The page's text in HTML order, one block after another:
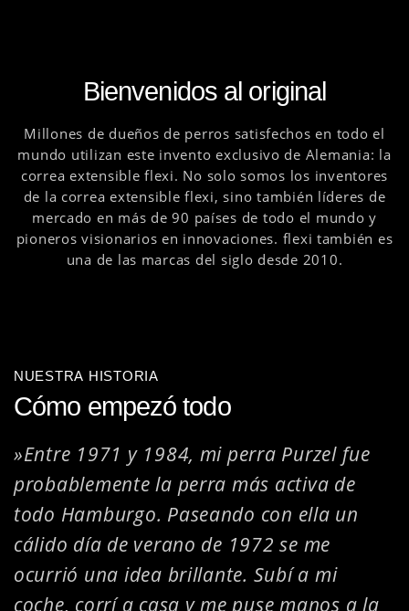
Bienvenidos al original
Millones de dueños de perros satisfechos en todo el
mundo utilizan este invento exclusivo de Alemania: la
correa extensible flexi. No solo somos los inventores
de la correa extensible flexi, sino también líderes de
mercado en más de 90 países de todo el mundo y
pioneros visionarios en innovaciones. flexi también es
una de las marcas del siglo desde 2010.
NUESTRA HISTORIA
Cómo empezó todo
»Entre 1971 y 1984, mi perra Purzel fue
probablemente la perra más activa de
todo Hamburgo. Paseando con ella un
cálido día de verano de 1972 se me
ocurrió una idea brillante. Subí a mi
coche, corrí a casa y me puse manos a la